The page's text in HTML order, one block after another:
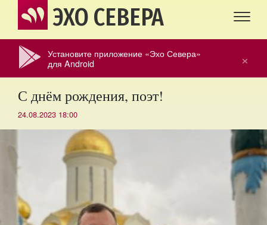
ЭХО СЕВЕРА
×
Установите приложение «Эхо Севера»
для Android
С днём рождения, поэт!
24.08.2023 18:00